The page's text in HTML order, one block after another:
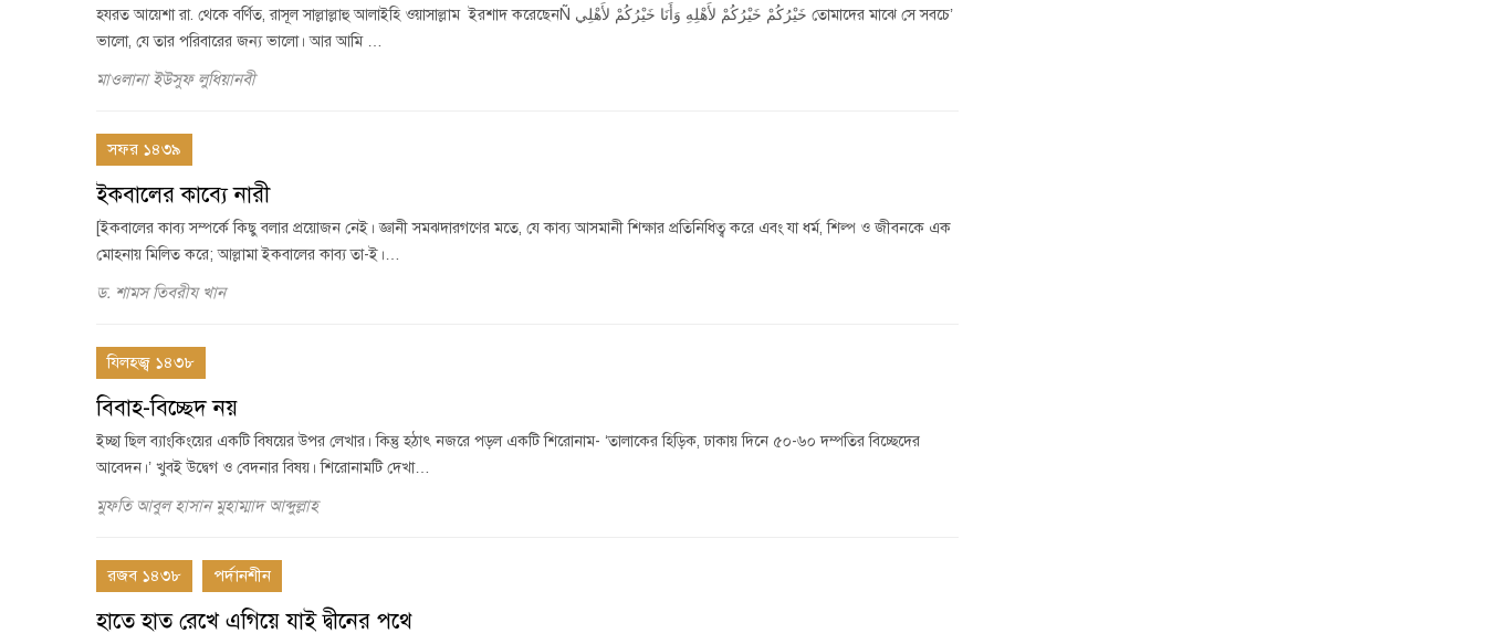
হযরত আয়েশা রা. থেকে বর্ণিত, রাসূল সাল্লাল্লাহু আলাইহি ওয়াসাল্লাম ইরশাদ করেছেনÑ خَيْرُكُمْ خَيْرُكُمْ لأَهْلِهِ وَأَنَا خَيْرُكُمْ لأَهْلِي তোমাদের মাঝে সে সবচে’
ভালো, যে তার পরিবারের জন্য ভালো। আর আমি …
মাওলানা ইউসুফ লুধিয়ানবী
সফর ১৪৩৯
ইকবালের কাব্যে নারী
[ইকবালের কাব্য সম্পর্কে কিছু বলার প্রয়োজন নেই। জ্ঞানী সমঝদারগণের মতে, যে কাব্য আসমানী শিক্ষার প্রতিনিধিত্ব করে এবং যা ধর্ম, শিল্প ও জীবনকে এক
মোহনায় মিলিত করে; আল্লামা ইকবালের কাব্য তা-ই।…
ড. শামস তিবরীয খান
যিলহজ্ব ১৪৩৮
বিবাহ-বিচ্ছেদ নয়
ইচ্ছা ছিল ব্যাংকিংয়ের একটি বিষয়ের উপর লেখার। কিন্তু হঠাৎ নজরে পড়ল একটি শিরোনাম- ‘তালাকের হিড়িক, ঢাকায় দিনে ৫০-৬০ দম্পতির বিচ্ছেদের
আবেদন।’ খুবই উদ্বেগ ও বেদনার বিষয়। শিরোনামটি দেখা…
মুফতি আবুল হাসান মুহাম্মাদ আব্দুল্লাহ
রজব ১৪৩৮ পর্দানশীন
হাতে হাত রেখে এগিয়ে যাই দ্বীনের পথে